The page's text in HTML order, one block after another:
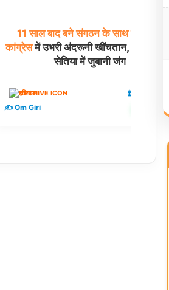
11 साल बाद बने संगठन के साथ ही
कांग्रेसमें उभरी अंदरूनी खींचतान, बेनीवाल और
सेतिया में जुबानी जंग
हरियाणा
✍️ Om Giri